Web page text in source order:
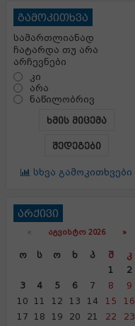
გამოკითხვა
სამართლიანად
ჩატარდა თუ არა
არჩევნები
კი
არა
ნაწილობრივ
ხმის მიცემა
შედეგები
სხვა გამოკითხვები
არქივი
« ᲐᲒᲕᲘᲡᲢᲝ 2026 »
Ო Ს Ო Ხ Პ Შ
Კ
1
2
3
4 5 6 7 8
9
10
11 12 13 14 15
16
17
18 19 20 21 22
23